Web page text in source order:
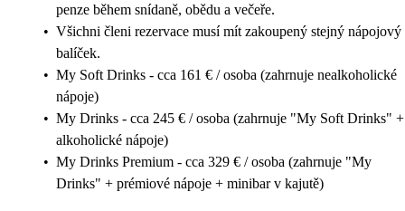
penze během snídaně, obědu a večeře.
• Všichni členi rezervace musí mít zakoupený stejný nápojový
balíček.
• My Soft Drinks - cca 161 € / osoba (zahrnuje nealkoholické
nápoje)
• My Drinks - cca 245 € / osoba (zahrnuje "My Soft Drinks" +
alkoholické nápoje)
• My Drinks Premium - cca 329 € / osoba (zahrnuje "My
Drinks" + prémiové nápoje + minibar v kajutě)